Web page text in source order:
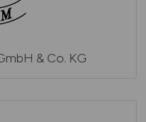
& Co. KG